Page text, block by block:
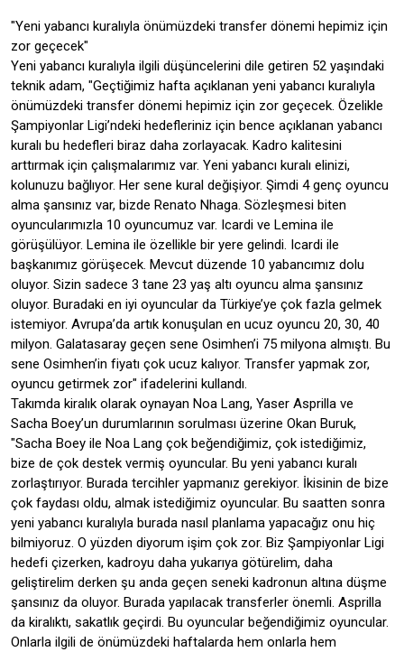
"Yeni yabancı kuralıyla önümüzdeki transfer dönemi hepimiz için
zor geçecek"
Yeni yabancı kuralıyla ilgili düşüncelerini dile getiren 52 yaşındaki
teknik adam, "Geçtiğimiz hafta açıklanan yeni yabancı kuralıyla
önümüzdeki transfer dönemi hepimiz için zor geçecek. Özelikle
Şampiyonlar Ligi’ndeki hedefleriniz için bence açıklanan yabancı
kuralı bu hedefleri biraz daha zorlayacak. Kadro kalitesini
arttırmak için çalışmalarımız var. Yeni yabancı kuralı elinizi,
kolunuzu bağlıyor. Her sene kural değişiyor. Şimdi 4 genç oyuncu
alma şansınız var, bizde Renato Nhaga. Sözleşmesi biten
oyuncularımızla 10 oyuncumuz var. Icardi ve Lemina ile
görüşülüyor. Lemina ile özellikle bir yere gelindi. Icardi ile
başkanımız görüşecek. Mevcut düzende 10 yabancımız dolu
oluyor. Sizin sadece 3 tane 23 yaş altı oyuncu alma şansınız
oluyor. Buradaki en iyi oyuncular da Türkiye’ye çok fazla gelmek
istemiyor. Avrupa’da artık konuşulan en ucuz oyuncu 20, 30, 40
milyon. Galatasaray geçen sene Osimhen’i 75 milyona almıştı. Bu
sene Osimhen’in fiyatı çok ucuz kalıyor. Transfer yapmak zor,
oyuncu getirmek zor" ifadelerini kullandı.
Takımda kiralık olarak oynayan Noa Lang, Yaser Asprilla ve
Sacha Boey’un durumlarının sorulması üzerine Okan Buruk,
"Sacha Boey ile Noa Lang çok beğendiğimiz, çok istediğimiz,
bize de çok destek vermiş oyuncular. Bu yeni yabancı kuralı
zorlaştırıyor. Burada tercihler yapmanız gerekiyor. İkisinin de bize
çok faydası oldu, almak istediğimiz oyuncular. Bu saatten sonra
yeni yabancı kuralıyla burada nasıl planlama yapacağız onu hiç
bilmiyoruz. O yüzden diyorum işim çok zor. Biz Şampiyonlar Ligi
hedefi çizerken, kadroyu daha yukarıya götürelim, daha
geliştirelim derken şu anda geçen seneki kadronun altına düşme
şansınız da oluyor. Burada yapılacak transferler önemli. Asprilla
da kiralıktı, sakatlık geçirdi. Bu oyuncular beğendiğimiz oyuncular.
Onlarla ilgili de önümüzdeki haftalarda hem onlarla hem